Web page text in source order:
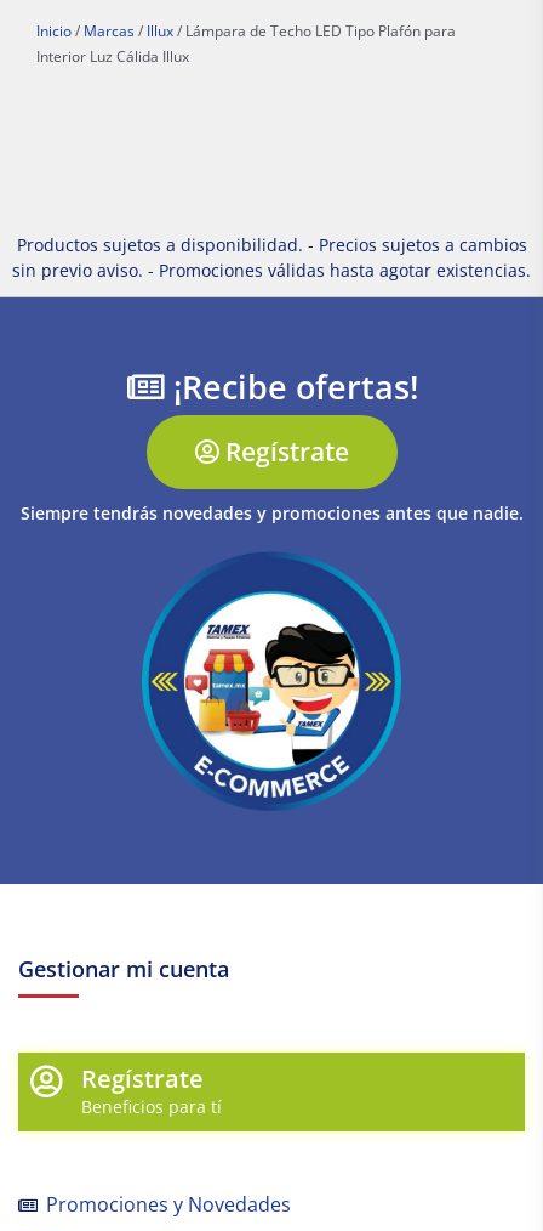
Inicio / Marcas / Illux / Lámpara de Techo LED Tipo Plafón para
Interior Luz Cálida Illux
Productos sujetos a disponibilidad. - Precios sujetos a cambios
sin previo aviso. - Promociones válidas hasta agotar existencias.
¡Recibe ofertas!
Regístrate
Siempre tendrás novedades y promociones antes que nadie.
Gestionar mi cuenta
Regístrate
Beneficios para tí
Promociones y Novedades